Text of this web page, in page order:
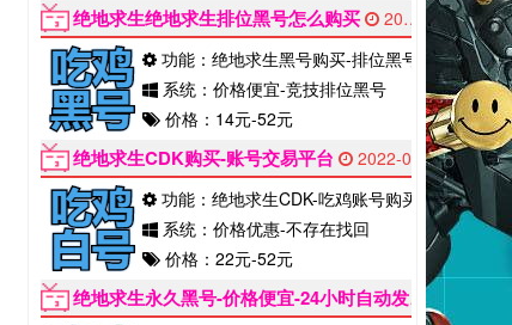
绝地求生绝地求生排位黑号怎么购买
2022-06-12
功能：绝地求生黑号购买-排位黑号
系统：价格便宜-竞技排位黑号
价格：14元-52元
绝地求生CDK购买-账号交易平台
2022-06-12
功能：绝地求生CDK-吃鸡账号购买
系统：价格优惠-不存在找回
价格：22元-52元
绝地求生永久黑号-价格便宜-24小时自动发货